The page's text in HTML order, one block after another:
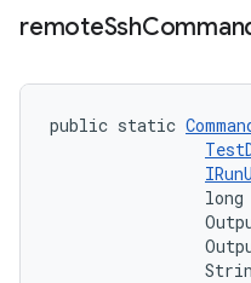
remoteSsh
public static
long